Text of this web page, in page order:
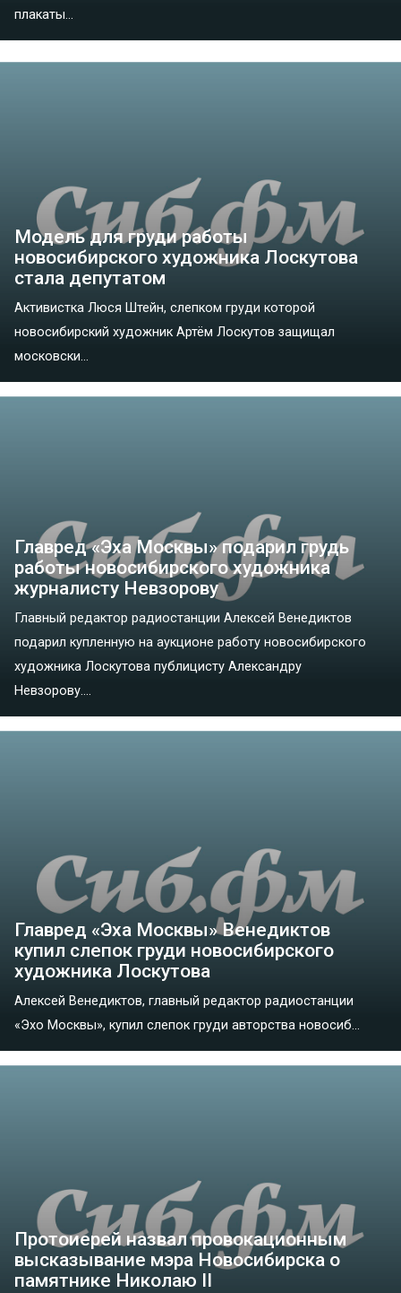
плакаты...
Модель для груди работы
новосибирского художника Лоскутова
стала депутатом
Активистка Люся Штейн, слепком груди которой
новосибирский художник Артём Лоскутов защищал
московски...
Главред «Эха Москвы» подарил грудь
работы новосибирского художника
журналисту Невзорову
Главный редактор радиостанции Алексей Венедиктов
подарил купленную на аукционе работу новосибирского
художника Лоскутова публицисту Александру
Невзорову....
Главред «Эха Москвы» Венедиктов
купил слепок груди новосибирского
художника Лоскутова
Алексей Венедиктов, главный редактор радиостанции
«Эхо Москвы», купил слепок груди авторства новосиб...
Протоиерей назвал провокационным
высказывание мэра Новосибирска о
памятнике Николаю II